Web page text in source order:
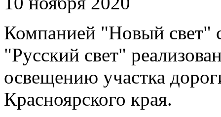
Компанией "Новый свет"
"Русский свет"
освещению участка
Красноярского края.